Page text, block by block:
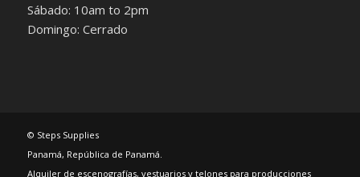
Sábado: 10am to 2pm
Domingo: Cerrado
© Steps Supplies
Panamá, República de Panamá.
Alquiler de escenografías, vestuarios y telones para producciones